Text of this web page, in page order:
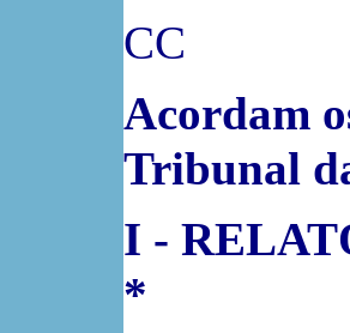
CC
Acordam
Tribunal
I -
*